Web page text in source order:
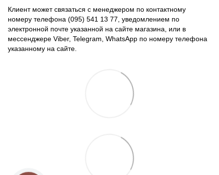
Клиент может связаться с менеджером по контактному
номеру телефона (095) 541 13 77, уведомлением по
электронной почте указанной на сайте магазина, или в
мессенджере Viber, Telegram, WhatsApp по номеру телефона
указанному на сайте.